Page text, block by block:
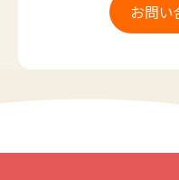
お問い